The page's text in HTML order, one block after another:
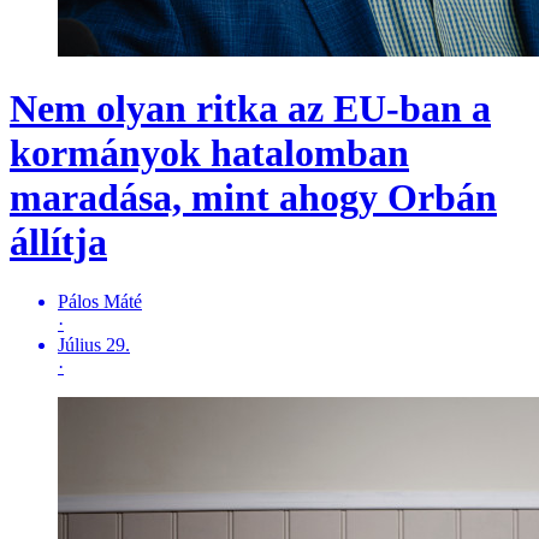
Nem olyan ritka az EU-ban a
kormányok hatalomban
maradása, mint ahogy Orbán
állítja
Pálos Máté
·
Július 29.
·